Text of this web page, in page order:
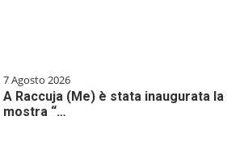
7 Agosto 2026
A Raccuja (Me) è stata inaugurata la
mostra “…